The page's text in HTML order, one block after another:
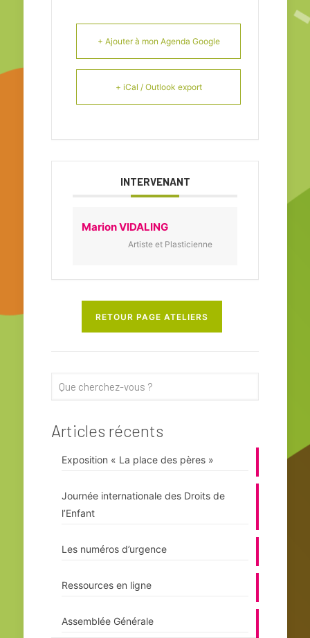
+ Ajouter à mon Agenda Google
+ iCal / Outlook export
INTERVENANT
Marion VIDALING
Artiste et Plasticienne
RETOUR PAGE ATELIERS
Articles récents
Exposition « La place des pères »
Journée internationale des Droits de
l’Enfant
Les numéros d’urgence
Ressources en ligne
Assemblée Générale